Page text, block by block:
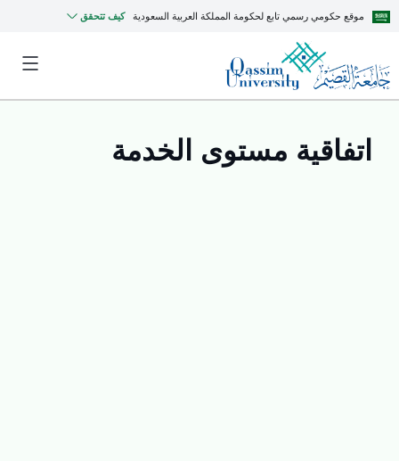
موقع حكومي رسمي تابع لحكومة المملكة العربية السعودية كيف تتحقق
اتفاقية مستوى الخدمة